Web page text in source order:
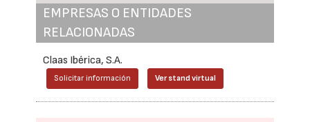
EMPRESAS O ENTIDADES
RELACIONADAS
Claas Ibérica, S.A.
Solicitar información Ver stand virtual